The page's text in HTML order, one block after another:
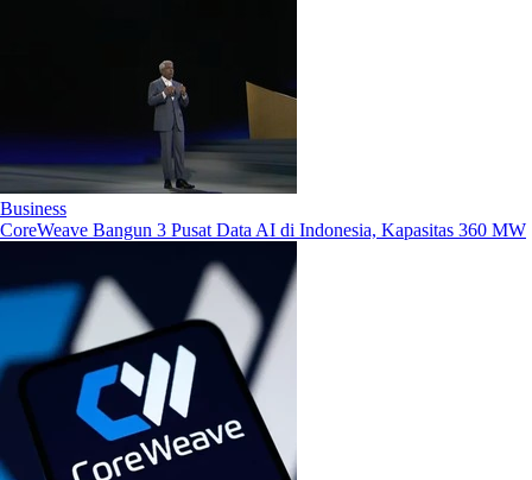
Business
CoreWeave Bangun 3 Pusat Data AI di Indonesia, Kapasitas 360 MW